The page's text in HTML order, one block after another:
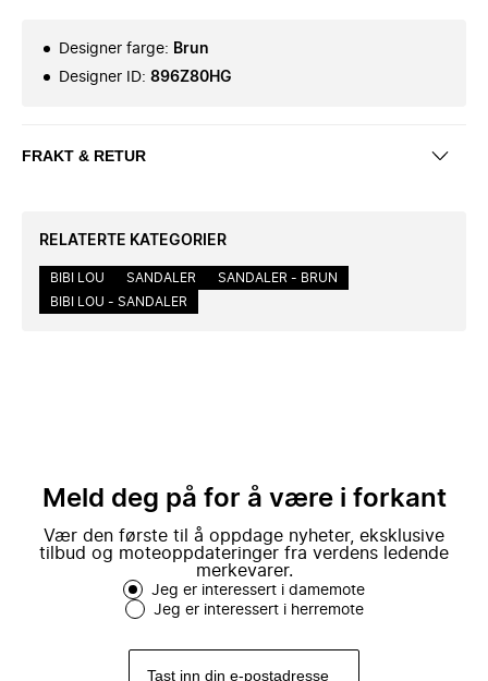
Designer farge: Brun
Designer ID: 896Z80HG
FRAKT & RETUR
RELATERTE KATEGORIER
BIBI LOU SANDALER
SANDALER - BRUN
BIBI LOU - SANDALER
Meld deg på for å være i forkant
Vær den første til å oppdage nyheter, eksklusive
tilbud og moteoppdateringer fra verdens ledende
merkevarer.
Jeg er interessert i damemote
Jeg er interessert i herremote